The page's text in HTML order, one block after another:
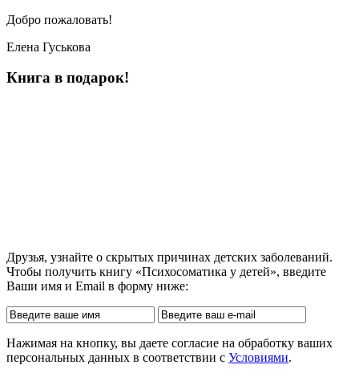
Добро пожаловать!
Елена Гуськова
Книга в подарок!
Друзья, узнайте о скрытых причинах детских заболеваний.
Чтобы получить книгу «Психосоматика у детей», введите
Ваши имя и Email в форму ниже:
Нажимая на кнопку, вы даете согласие на обработку ваших
персональных данных в соответствии с Условиями.